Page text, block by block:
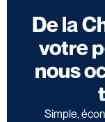
De la
votre
nous
Simple,